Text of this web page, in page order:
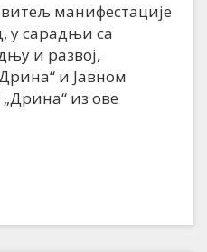
манифестације
у сарадњи са
и развој,
и Јавном
из ове